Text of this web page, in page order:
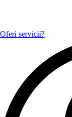
Oferi servicii?